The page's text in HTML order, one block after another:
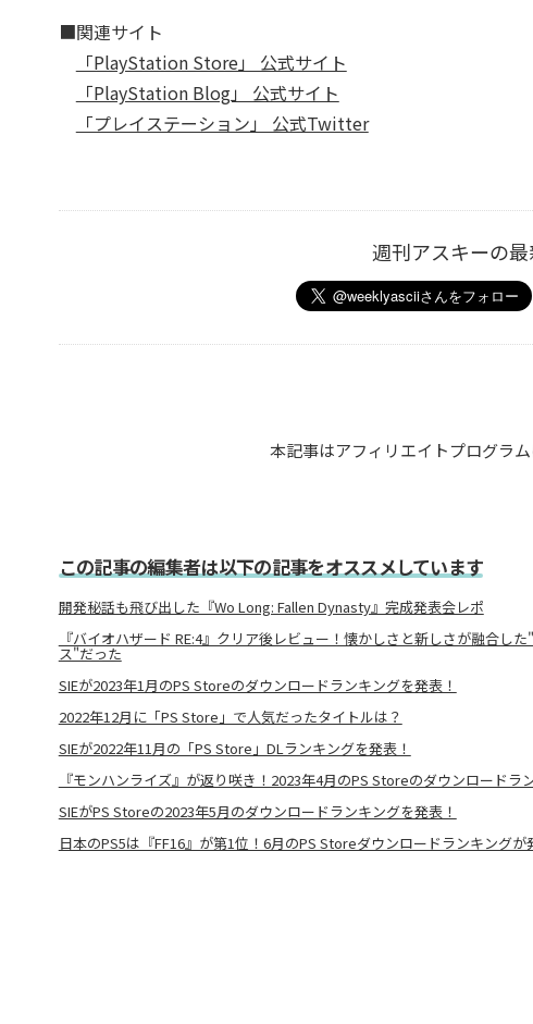
■関連サイト
「PlayStation Store」 公式サイト
「PlayStation Blog」 公式サイト
「プレイステーション」 公式Twitter
週刊アスキーの
本記事はアフィリエイトプログラ
この記事の編集者は以下の記事をオススメしています
開発秘話も飛び出した『Wo Long: Fallen Dynasty』完成発表会レポ
『バイオハザード RE:4』クリア後レビュー！懐かしさと新しさが融合し
ス"だった
SIEが2023年1月のPS Storeのダウンロードランキングを発表！
2022年12月に「PS Store」で人気だったタイトルは？
SIEが2022年11月の「PS Store」DLランキングを発表！
『モンハンライズ』が返り咲き！2023年4月のPS Storeのダウンロードラ
SIEがPS Storeの2023年5月のダウンロードランキングを発表！
日本のPS5は『FF16』が第1位！6月のPS Storeダウンロードランキングが